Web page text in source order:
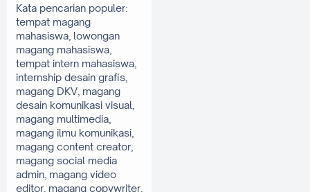
Kata pencarian populer:
tempat magang
mahasiswa, lowongan
magang mahasiswa,
tempat intern mahasiswa,
internship desain grafis,
magang DKV, magang
desain komunikasi visual,
magang multimedia,
magang ilmu komunikasi,
magang content creator,
magang social media
admin, magang video
editor, magang copywriter,